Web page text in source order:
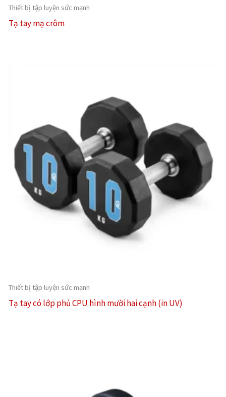
Thiết bị tập luyện sức mạnh
Tạ tay mạ crôm
Thiết bị tập luyện sức mạnh
Tạ tay có lớp phủ CPU hình mười hai cạnh (in UV)